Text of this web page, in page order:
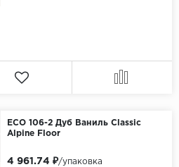
ECO 106-2 Дуб Ваниль Classic
Alpine Floor
4 961.74 ₽/упаковка